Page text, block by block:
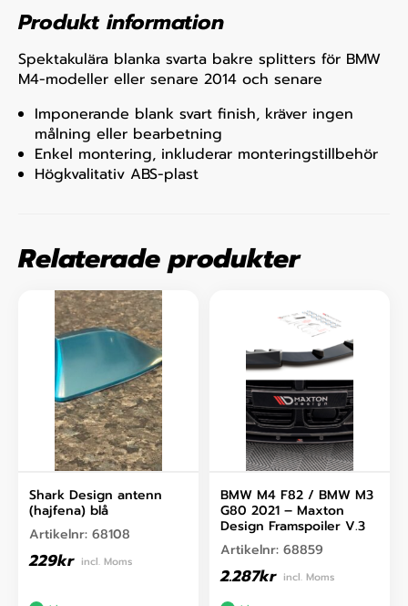
Produkt information
Spektakulära blanka svarta bakre splitters för BMW
M4-modeller eller senare 2014 och senare
Imponerande blank svart finish, kräver ingen
målning eller bearbetning
Enkel montering, inkluderar monteringstillbehör
Högkvalitativ ABS-plast
Relaterade produkter
Shark Design antenn
(hajfena) blå
Artikelnr: 68108
229kr incl. Moms
BMW M4 F82 / BMW M3
G80 2021 – Maxton
Design Framspoiler V.3
Artikelnr: 68859
2.287kr incl. Moms